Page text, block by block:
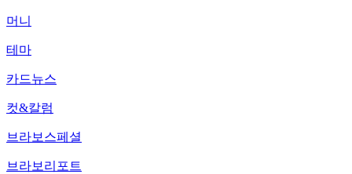
머니
테마
카드뉴스
컷&칼럼
브라보스페셜
브라보리포트